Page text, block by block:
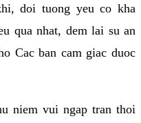
doi tuong yeu co kha
qua nhat, dem lai su an
Cac ban cam giac duoc
niem vui ngap tran thoi